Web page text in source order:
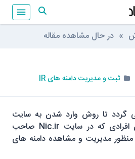
» در حال مشاهده مقاله
ثبت و مدیریت دامنه های IR
تا روش وارد شدن به سایت
فیزیک نظری ایران برای افرادی که در سایت Nic.ir صاحب
مدیریت و مشاهده دامنه های